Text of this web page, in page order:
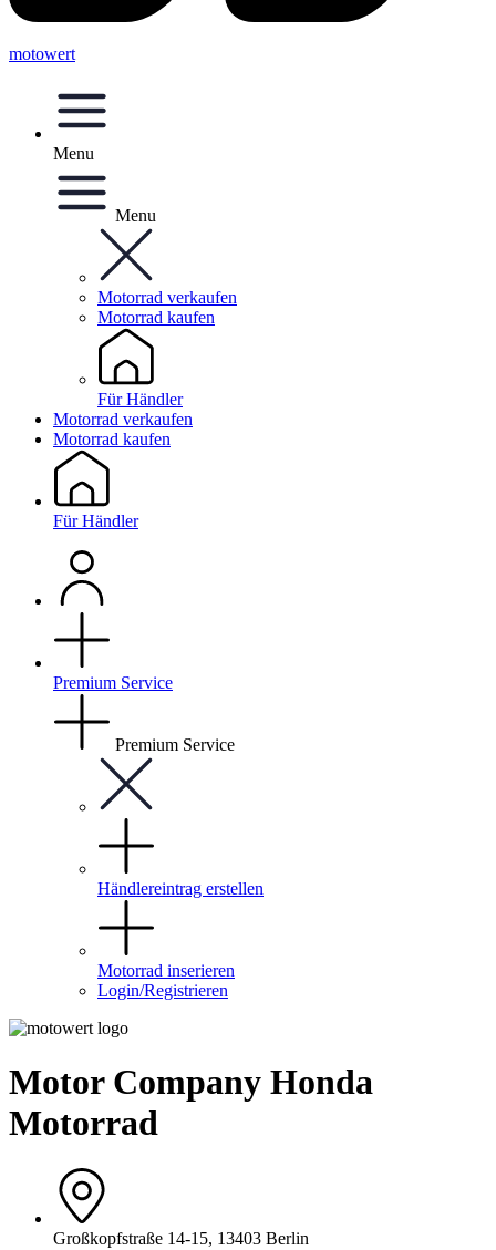
motowert
Menu
Menu
Motorrad verkaufen
Motorrad kaufen
Für Händler
Motorrad verkaufen
Motorrad kaufen
Für Händler
Premium Service
Premium Service
Händlereintrag erstellen
Motorrad inserieren
Login/Registrieren
Motor Company Honda
Motorrad
Großkopfstraße 14-15, 13403 Berlin